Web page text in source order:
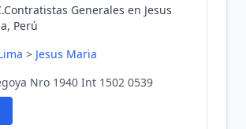
Generales en Jesus
Perú
> Jesus Maria
Nro 1940 Int 1502 0539